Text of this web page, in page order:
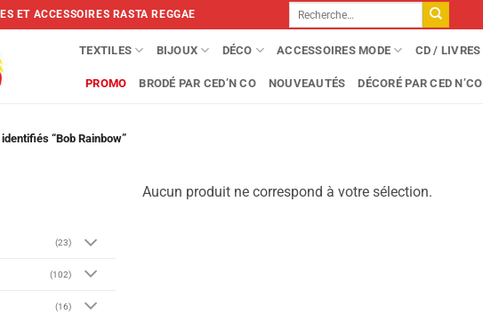
ET ACCESSOIRES RASTA REGGAE
Recherche
pour :
TEXTILES BIJOUX DÉCO ACCESSOIRES MODE CD / LIVRES
PROMO BRODÉ PAR CED’N CO NOUVEAUTÉS DÉCORÉ PAR CED N’CO
“Bob Rainbow”
(23)
(102)
(16)
Aucun produit ne correspond à votre sélection.